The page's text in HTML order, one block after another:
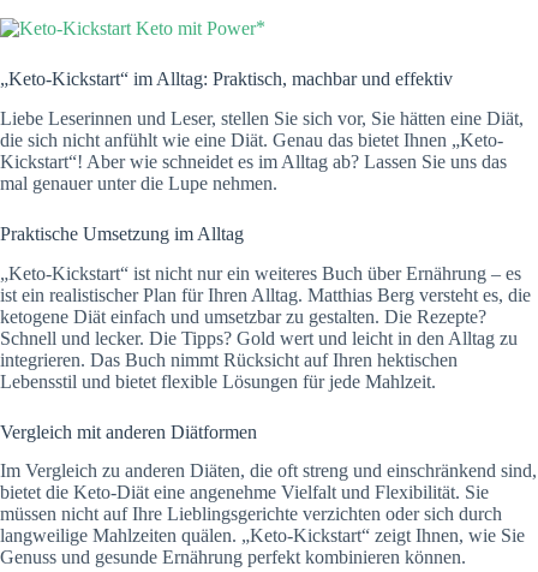
„Keto-Kickstart“ im Alltag: Praktisch, machbar und effektiv
Liebe Leserinnen und Leser, stellen Sie sich vor, Sie hätten eine Diät,
die sich nicht anfühlt wie eine Diät. Genau das bietet Ihnen „Keto-
Kickstart“! Aber wie schneidet es im Alltag ab? Lassen Sie uns das
mal genauer unter die Lupe nehmen.
Praktische Umsetzung im Alltag
„Keto-Kickstart“ ist nicht nur ein weiteres Buch über Ernährung – es
ist ein realistischer Plan für Ihren Alltag. Matthias Berg versteht es, die
ketogene Diät einfach und umsetzbar zu gestalten. Die Rezepte?
Schnell und lecker. Die Tipps? Gold wert und leicht in den Alltag zu
integrieren. Das Buch nimmt Rücksicht auf Ihren hektischen
Lebensstil und bietet flexible Lösungen für jede Mahlzeit.
Vergleich mit anderen Diätformen
Im Vergleich zu anderen Diäten, die oft streng und einschränkend sind,
bietet die Keto-Diät eine angenehme Vielfalt und Flexibilität. Sie
müssen nicht auf Ihre Lieblingsgerichte verzichten oder sich durch
langweilige Mahlzeiten quälen. „Keto-Kickstart“ zeigt Ihnen, wie Sie
Genuss und gesunde Ernährung perfekt kombinieren können.